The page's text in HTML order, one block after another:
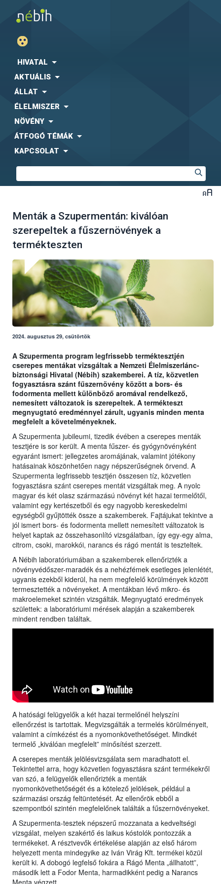
HIVATAL
AKTUÁLIS
ÁLLAT
ÉLELMISZER
NÖVÉNY
ÁTFOGÓ TÉMÁK
KAPCSOLAT
Menták a Szupermentán: kiválóan
szerepeltek a fűszernövények a
termékteszten
2024. augusztus 29, csütörtök
A Szupermenta program legfrissebb terméktesztjén
cserepes mentákat vizsgáltak a Nemzeti Élelmiszerlánc-
biztonsági Hivatal (Nébih) szakemberei. A tíz, közvetlen
fogyasztásra szánt fűszernövény között a bors- és
fodormenta mellett különböző aromával rendelkező,
nemesített változatok is szerepeltek. A termékteszt
megnyugtató eredménnyel zárult, ugyanis minden menta
megfelelt a követelményeknek.
A Szupermenta jubileumi, tizedik évében a cserepes menták
tesztjére is sor került. A menta fűszer- és gyógynövényként
egyaránt ismert: jellegzetes aromájának, valamint jótékony
hatásainak köszönhetően nagy népszerűségnek örvend. A
Szupermenta legfrissebb tesztjén összesen tíz, közvetlen
fogyasztásra szánt cserepes mentát vizsgáltak meg. A nyolc
magyar és két olasz származású növényt két hazai termelőtől,
valamint egy kertészetből és egy nagyobb kereskedelmi
egységből gyűjtötték össze a szakemberek. Fajtájukat tekintve a
jól ismert bors- és fodormenta mellett nemesített változatok is
helyet kaptak az összehasonlító vizsgálatban, így egy-egy alma,
citrom, csoki, marokkói, narancs és rágó mentát is teszteltek.
A Nébih laboratóriumában a szakemberek ellenőrizték a
növényvédőszer-maradék és a nehézfémek esetleges jelenlétét,
ugyanis ezekből kiderül, ha nem megfelelő körülmények között
termesztették a növényeket. A mentákban lévő mikro- és
makroelemeket szintén vizsgálták. Megnyugtató eredmények
születtek: a laboratóriumi mérések alapján a szakemberek
mindent rendben találtak.
A hatósági felügyelők a két hazai termelőnél helyszíni
ellenőrzést is tartottak. Megvizsgálták a termelés körülményeit,
valamint a címkézést és a nyomonkövethetőséget. Mindkét
termelő „kiválóan megfelelt” minősítést szerzett.
A cserepes menták jelölésvizsgálata sem maradhatott el.
Tekintettel arra, hogy közvetlen fogyasztásra szánt termékekről
van szó, a felügyelők ellenőrizték a menták
nyomonkövethetőségét és a kötelező jelölések, például a
származási ország feltüntetését. Az ellenőrök ebből a
szempontból szintén megfelelőnek találták a fűszernövényeket.
A Szupermenta-tesztek népszerű mozzanata a kedveltségi
vizsgálat, melyen szakértő és laikus kóstolók pontozzák a
termékeket. A résztvevők értékelése alapján az első három
helyezett menta mindegyike az Iván Virág Kft. termékei közül
került ki. A dobogó legfelső fokára a Rágó Menta „állhatott”,
második lett a Fodor Menta, harmadikként pedig a Narancs